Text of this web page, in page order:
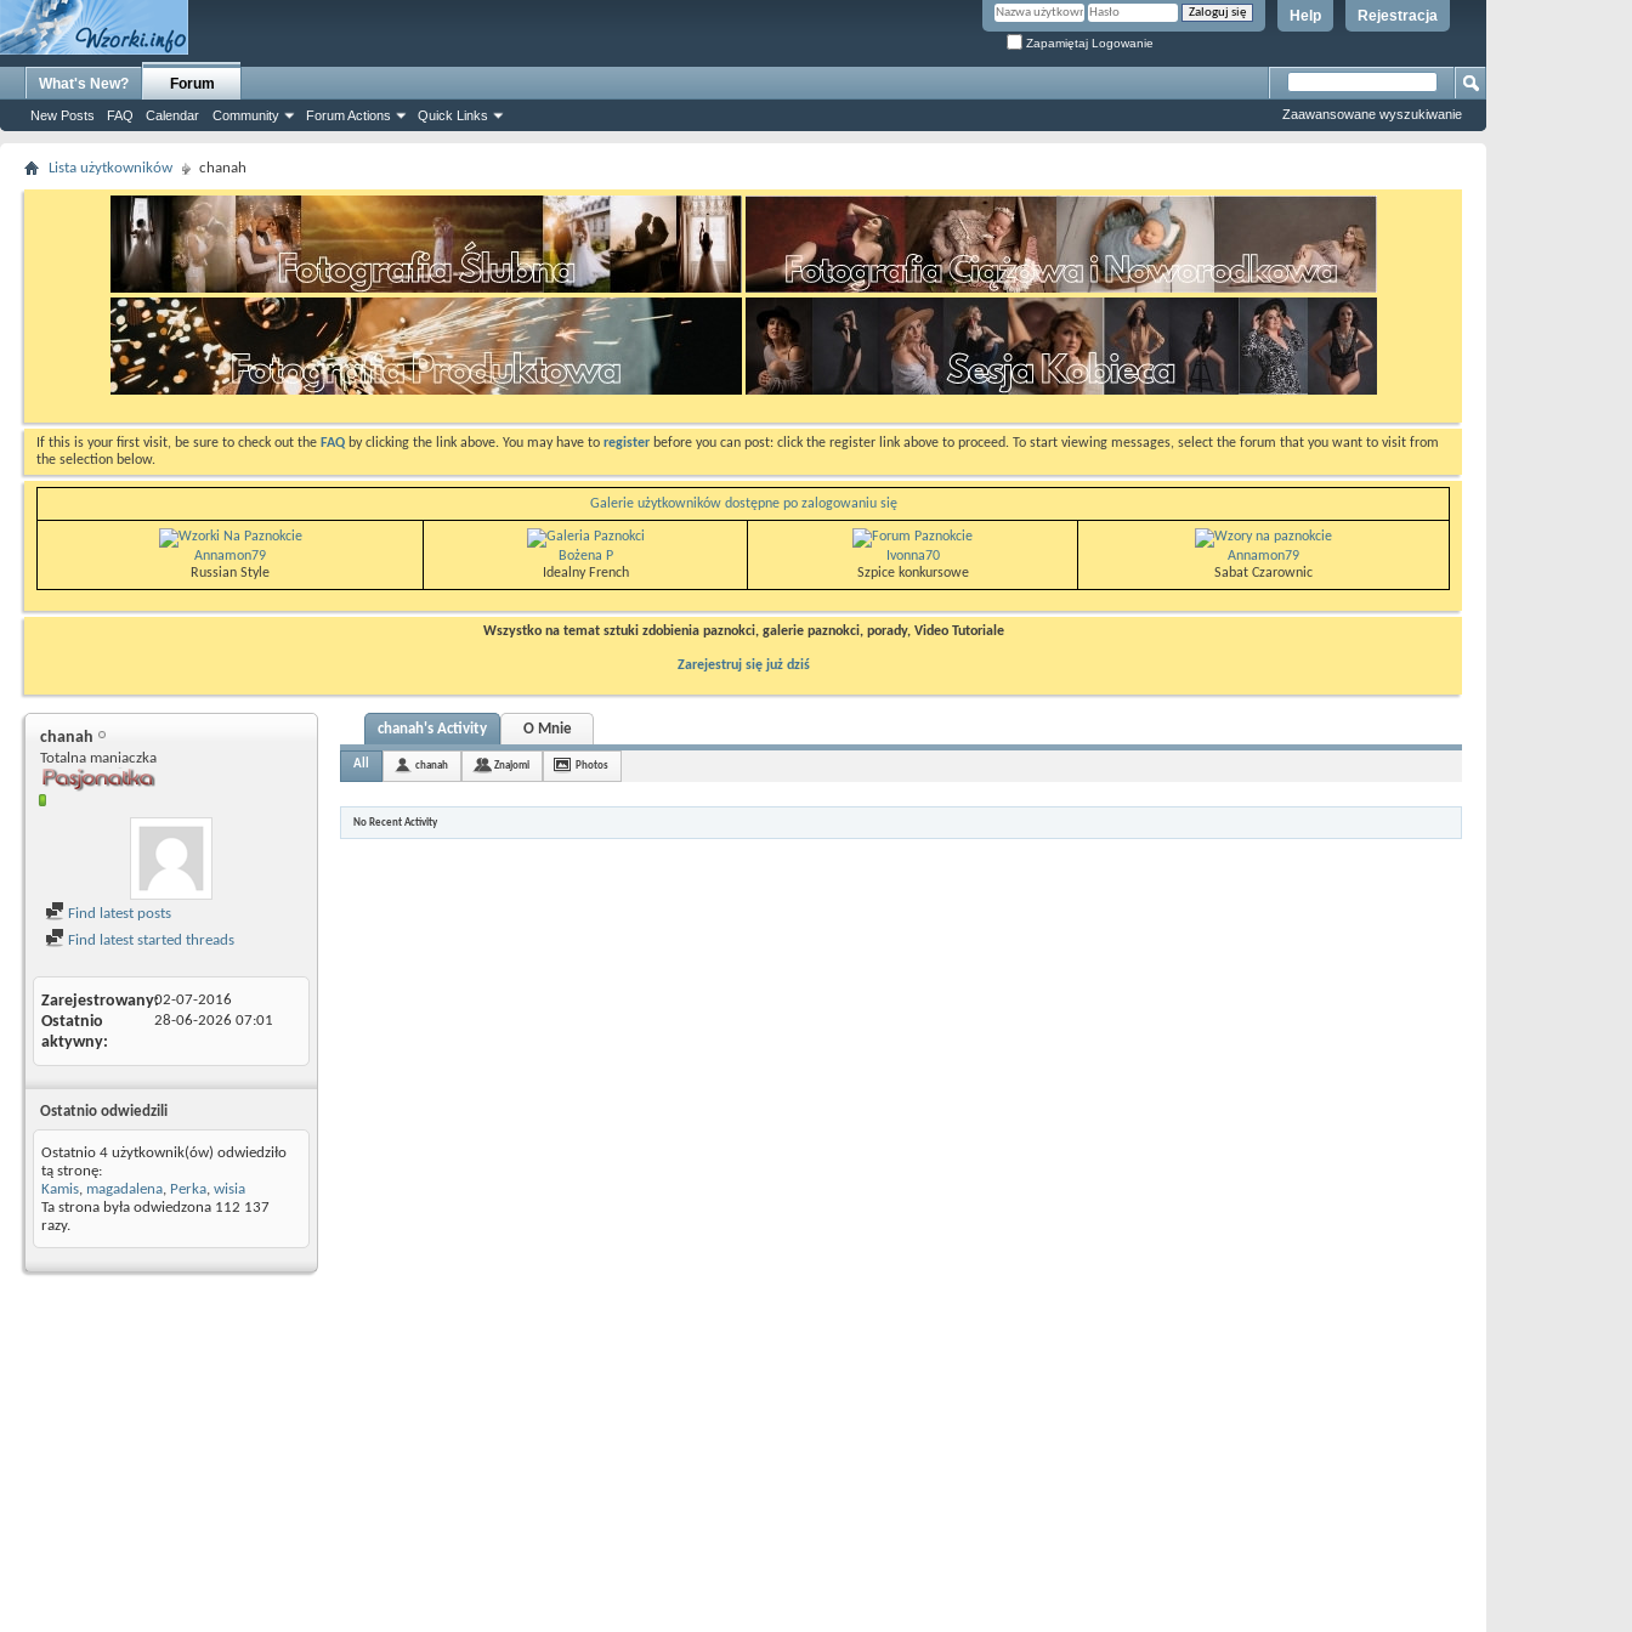
Rejestracja
Help
Zapamiętaj Logowanie
What's New? Forum
New Posts FAQ Calendar Community Forum Actions Quick Links Zaawansowane wyszukiwanie
Lista użytkowników chanah
If this is your first visit, be sure to check out the FAQ by clicking the link above. You may have to register before you can post: click the register link above to proceed. To start viewing messages, select the forum that you want to visit from
the selection below.
Galerie użytkowników dostępne po zalogowaniu się
Annamon79
Russian Style
Bożena P
Idealny French
Ivonna70
Szpice konkursowe
Annamon79
Sabat Czarownic
Wszystko na temat sztuki zdobienia paznokci, galerie paznokci, porady, Video Tutoriale
Zarejestruj się już dziś
chanah
Totalna maniaczka
Find latest posts
Find latest started threads
Zarejestrowany02-07-2016
Ostatnio
aktywny
28-06-2026 07:01
Ostatnio odwiedzili
Ostatnio 4 użytkownik(ów) odwiedziło
tą stronę:
Kamis, magadalena, Perka, wisia
Ta strona była odwiedzona 112 137
razy.
chanah's Activity O Mnie
All chanah Znajomi Photos
No Recent Activity